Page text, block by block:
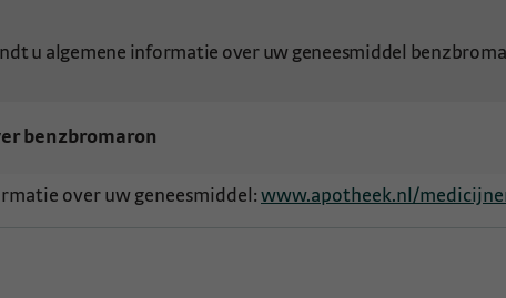
u algemene informatie over uw geneesmiddel
benzbromaron
over uw geneesmiddel: www.apotheek.nl/